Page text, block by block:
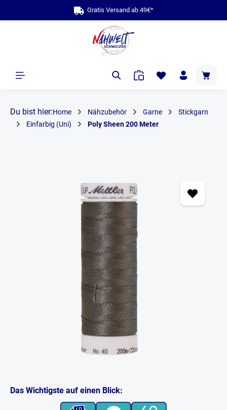
Gratis Versand ab 49€*
Du bist hier:Home Nähzubehör Garne
Stickgarn
Einfarbig (Uni)
Poly Sheen 200 Meter
Das Wichtigste auf einen Blick: